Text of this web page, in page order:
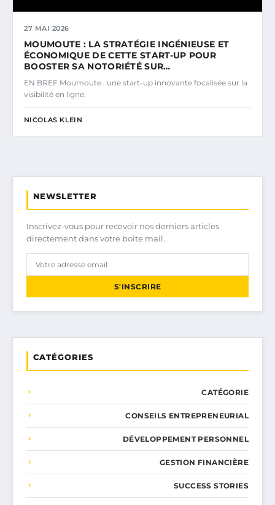
27 MAI 2026
MOUMOUTE : LA STRATÉGIE INGÉNIEUSE ET
ÉCONOMIQUE DE CETTE START-UP POUR
BOOSTER SA NOTORIÉTÉ SUR…
EN BREF Moumoute : une start-up innovante focalisée sur la
visibilité en ligne.
NICOLAS KLEIN
NEWSLETTER
Inscrivez-vous pour recevoir nos derniers articles
directement dans votre boîte mail.
S'INSCRIRE
CATÉGORIES
CATÉGORIE
CONSEILS ENTREPRENEURIAL
DÉVELOPPEMENT PERSONNEL
GESTION FINANCIÈRE
SUCCESS STORIES